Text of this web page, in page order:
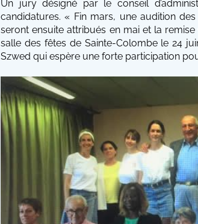
Un jury désigné par le conseil
candidatures. « Fin mars, une audition
seront ensuite attribués en mai et la
salle des fêtes de Sainte-Colombe le 24
Szwed qui espère une forte participation